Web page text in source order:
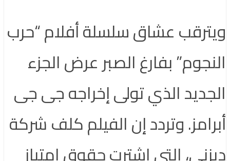
ويترقب عشاق سلسلة أفلام “حرب
النجوم” بفارغ الصبر عرض الجزء
الجديد الذي تولى إخراجه جى جى
أبرامز. وتردد إن الفيلم كلف شركة
ديزني، التي اشترت حقوق امتياز